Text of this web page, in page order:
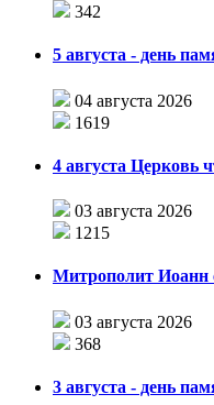
342
5 августа - день
04 августа 2026
1619
4 августа Церковь
03 августа 2026
1215
Митрополит Иоанн
03 августа 2026
368
3 августа - день